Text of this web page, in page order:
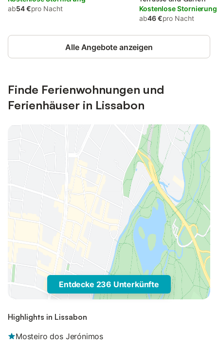
ab54 €pro Nacht
Kostenlose Stornierung
ab46 €pro Nacht
Alle Angebote anzeigen
Finde Ferienwohnungen und
Ferienhäuser in Lissabon
Entdecke 236 Unterkünfte
Highlights in Lissabon
Mosteiro dos Jerónimos